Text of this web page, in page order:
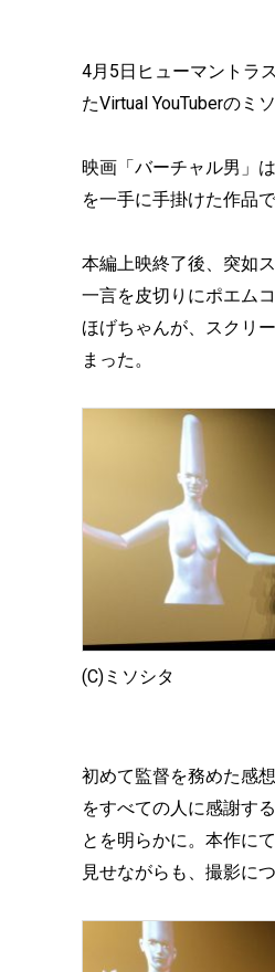
4月5日ヒューマントラ
たVirtual YouTuberのミ
映画「バーチャル男」
を一手に手掛けた作品
本編上映終了後、突如
一言を皮切りにポエム
ほげちゃんが、スクリ
まった。
(C)ミソシタ
初めて監督を務めた感
をすべての人に感謝す
とを明らかに。本作に
見せながらも、撮影に